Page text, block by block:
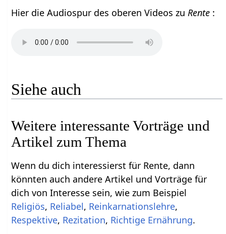
Hier die Audiospur des oberen Videos zuRente :
Siehe auch
Weitere interessante Vorträge und
Artikel zum Thema
Wenn du dich interessierst für Rente, dann
könnten auch andere Artikel und Vorträge für
dich von Interesse sein, wie zum Beispiel
Religiös, Reliabel, Reinkarnationslehre,
Respektive, Rezitation, Richtige Ernährung.